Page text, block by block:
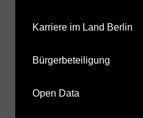
Karriere im Land Berlin
Bürgerbeteiligung
Open Data